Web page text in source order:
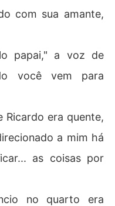
com sua amante,
papai," a voz de
você vem para
Ricardo era quente,
a mim há
as coisas por
no quarto era